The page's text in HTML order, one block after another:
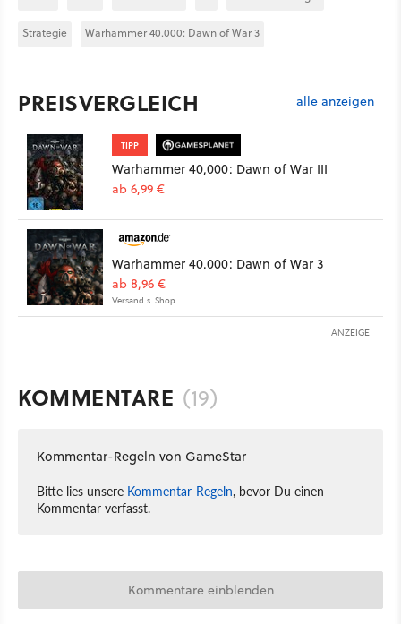
Strategie Warhammer 40.000: Dawn of War 3
PREISVERGLEICH alle anzeigen
TIPP
Warhammer 40,000: Dawn of War III
ab 6,99 €
Warhammer 40.000: Dawn of War 3
ab 8,96 €
Versand s. Shop
ANZEIGE
KOMMENTARE (19)
Kommentar-Regeln von GameStar
Bitte lies unsere Kommentar-Regeln, bevor Du einen
Kommentar verfasst.
Kommentare einblenden